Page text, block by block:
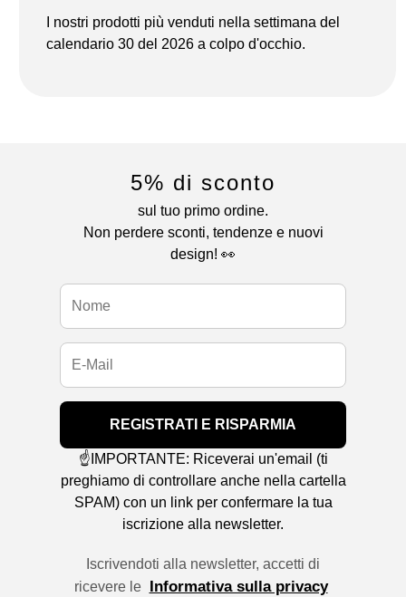
I nostri prodotti più venduti nella settimana del
calendario 30 del 2026 a colpo d'occhio.
5% di sconto
sul tuo primo ordine.
Non perdere sconti, tendenze e nuovi
design! 👀
REGISTRATI E RISPARMIA
☝️IMPORTANTE: Riceverai un'email (ti
preghiamo di controllare anche nella cartella
SPAM) con un link per confermare la tua
iscrizione alla newsletter.
Iscrivendoti alla newsletter, accetti di
ricevere le
Informativa sulla privacy